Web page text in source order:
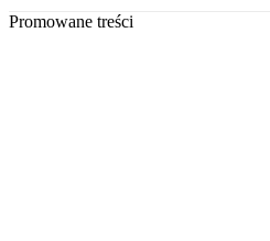
Promowane treści